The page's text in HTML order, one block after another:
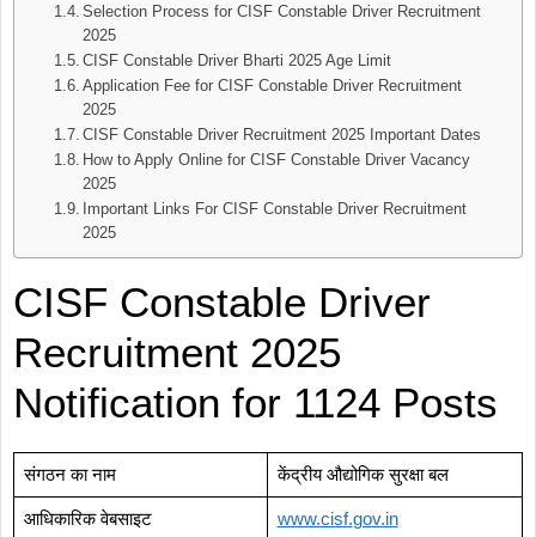
Selection Process for CISF Constable Driver Recruitment
2025
CISF Constable Driver Bharti 2025 Age Limit
Application Fee for CISF Constable Driver Recruitment
2025
CISF Constable Driver Recruitment 2025 Important Dates
How to Apply Online for CISF Constable Driver Vacancy
2025
Important Links For CISF Constable Driver Recruitment
2025
CISF Constable Driver
Recruitment 2025
Notification for 1124 Posts
संगठन का नाम केंद्रीय औद्योगिक सुरक्षा बल
आधिकारिक वेबसाइट www.cisf.gov.in